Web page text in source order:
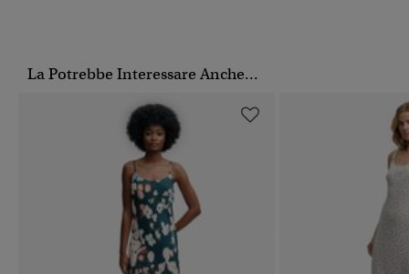
La Potrebbe Interessare Anche...